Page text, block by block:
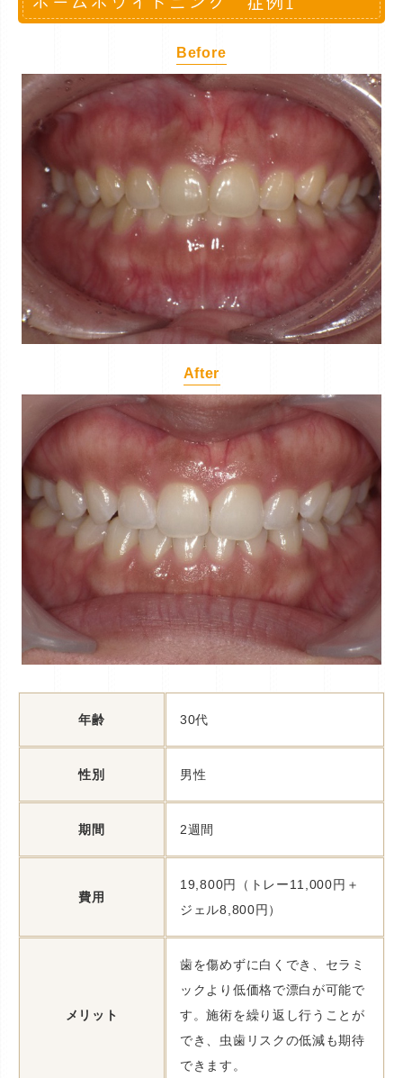
Before
After
年齢 30代
性別 男性
期間 2週間
費用
19,800円（トレー11,000円＋
ジェル8,800円）
メリット
歯を傷めずに白くでき、セラミ
ックより低価格で漂白が可能で
す。施術を繰り返し行うことが
でき、虫歯リスクの低減も期待
できます。